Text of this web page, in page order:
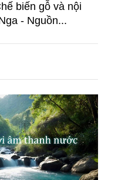
biến gỗ và nội
- Nguồn...